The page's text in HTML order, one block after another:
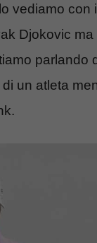
vediamo con
Djokovic
parlando
un atleta